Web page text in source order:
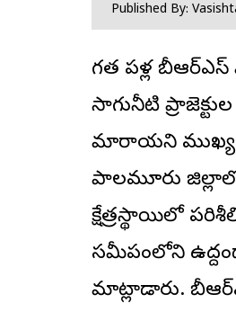
Published By:
గత పదేళ్ల
సాగునీటి
మారాయని
పాలమూరు జిల్లాలో
క్షేత్రస్థాయిలో
సమీపంలోని
మాట్లాడారు.